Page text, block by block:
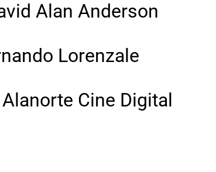
Alan Anderson
Lorenzale
Cine Digital